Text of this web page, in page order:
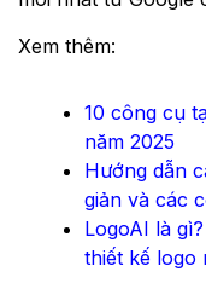
Xem thêm:
10 công cụ
năm 2025
Hướng dẫn
giản và các
LogoAI là
thiết kế logo